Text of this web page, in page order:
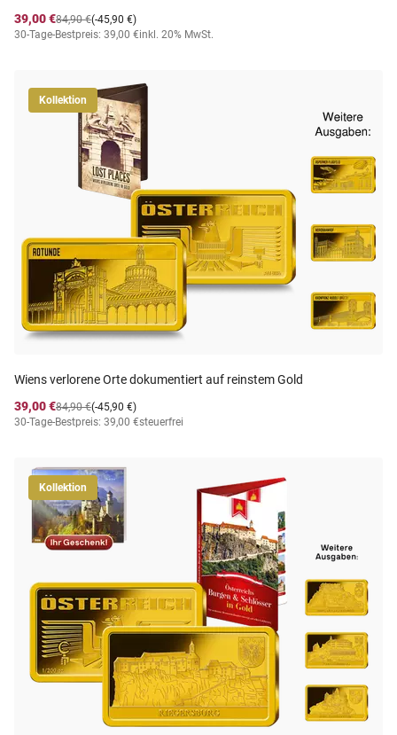
39,00 €
(-45,90 €)
84,90 €
30-Tage-Bestpreis: 39,00 €inkl. 20% MwSt.
Kollektion
Wiens verlorene Orte dokumentiert auf reinstem Gold
39,00 €
(-45,90 €)
84,90 €
30-Tage-Bestpreis: 39,00 €steuerfrei
Kollektion